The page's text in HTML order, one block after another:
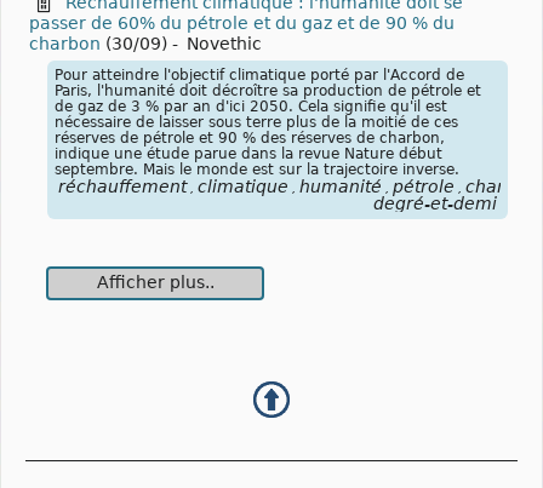
passer de 60% du pétrole et du gaz et de 90 % du
charbon (30/09) - Novethic
Pour atteindre l'objectif climatique porté par l'Accord de
Paris, l'humanité doit décroître sa production de pétrole et
de gaz de 3 % par an d'ici 2050. Cela signifie qu'il est
nécessaire de laisser sous terre plus de la moitié de ces
réserves de pétrole et 90 % des réserves de charbon,
indique une étude parue dans la revue Nature début
septembre. Mais le monde est sur la trajectoire inverse.
réchauffement climatique humanité pétrole charbon
degré-et-demi
Afficher plus..